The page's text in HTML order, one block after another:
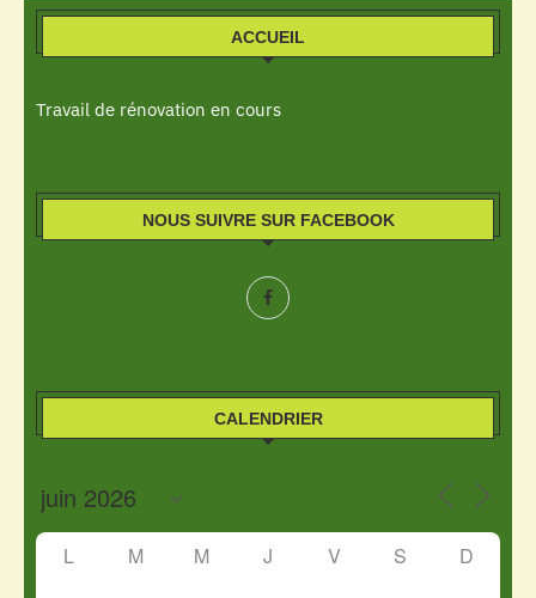
ACCUEIL
Travail de rénovation en cours
NOUS SUIVRE SUR FACEBOOK
CALENDRIER
L M M J V S D